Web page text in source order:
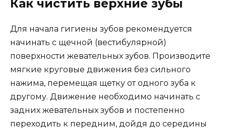
Как чистить верхние зубы
Для начала гигиены зубов рекомендуется
начинать с щечной (вестибулярной)
поверхности жевательных зубов. Производите
мягкие круговые движения без сильного
нажима, перемещая щетку от одного зуба к
другому. Движение необходимо начинать с
задних жевательных зубов и постепенно
переходить к передним, дойдя до середины